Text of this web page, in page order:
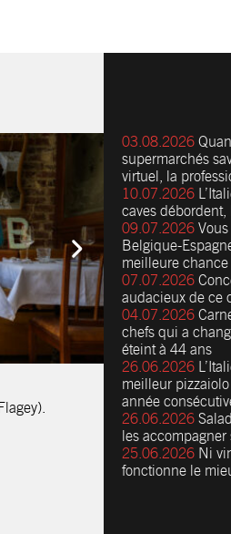
03.08.2026
supermarchés
virtuel, la
10.07.2026
caves débordent,
09.07.2026
Belgique-
meilleure chance
07.07.2026
audacieux de ce
04.07.2026
chefs qui a
éteint à 44 ans
26.06.2026
meilleur
année
26.06.2026
les
25.06.2026 Ni
fonctionne le